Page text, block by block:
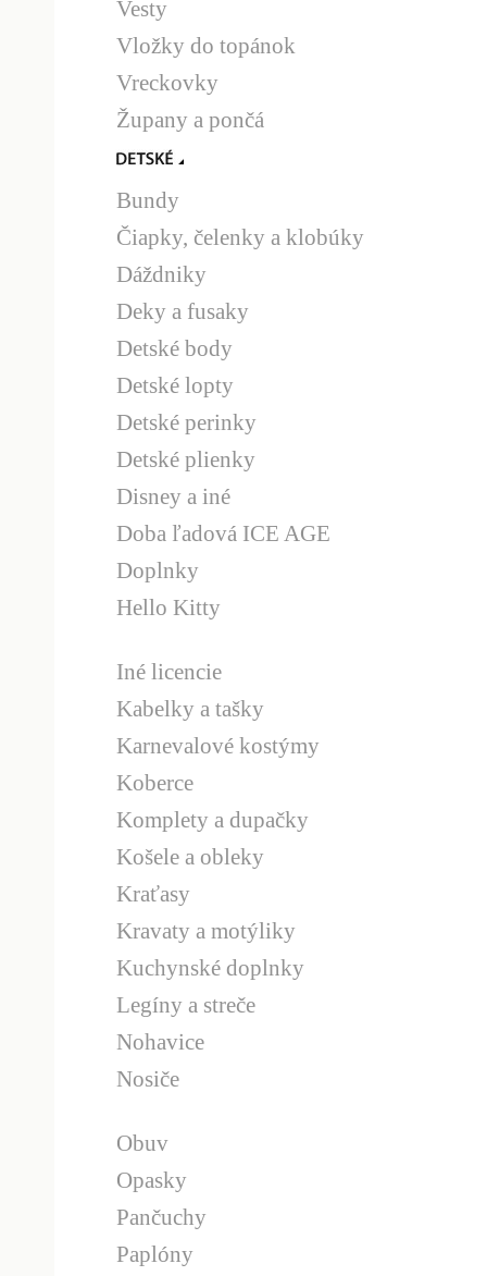
Vesty
Vložky do topánok
Vreckovky
Župany a pončá
Bundy
Čiapky, čelenky a klobúky
Dáždniky
Deky a fusaky
Detské body
Detské lopty
Detské perinky
Detské plienky
Disney a iné
Doba ľadová ICE AGE
Doplnky
Hello Kitty
Iné licencie
Kabelky a tašky
Karnevalové kostýmy
Koberce
Komplety a dupačky
Košele a obleky
Kraťasy
Kravaty a motýliky
Kuchynské doplnky
Legíny a streče
Nohavice
Nosiče
Obuv
Opasky
Pančuchy
Paplóny